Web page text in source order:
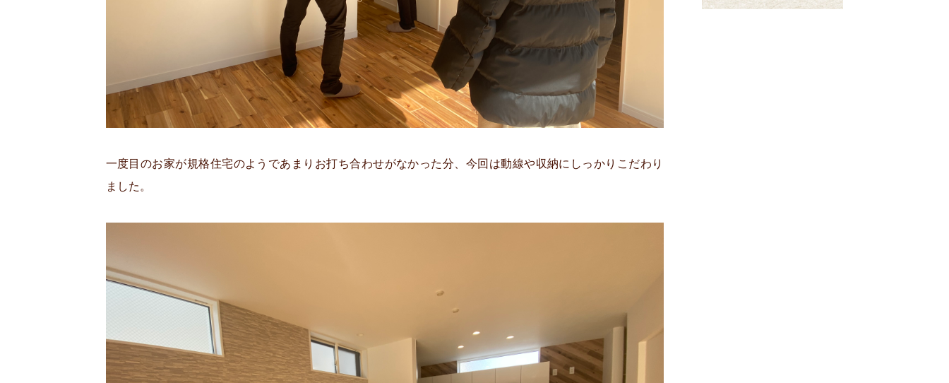
一度目のお家が規格住宅のようであまりお打ち合わせがなかった分、今回は動線や収納にしっかりこだわり
ました。